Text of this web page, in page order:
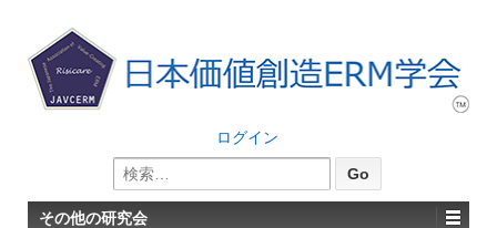
ログイン
検
索:
その他の研究会